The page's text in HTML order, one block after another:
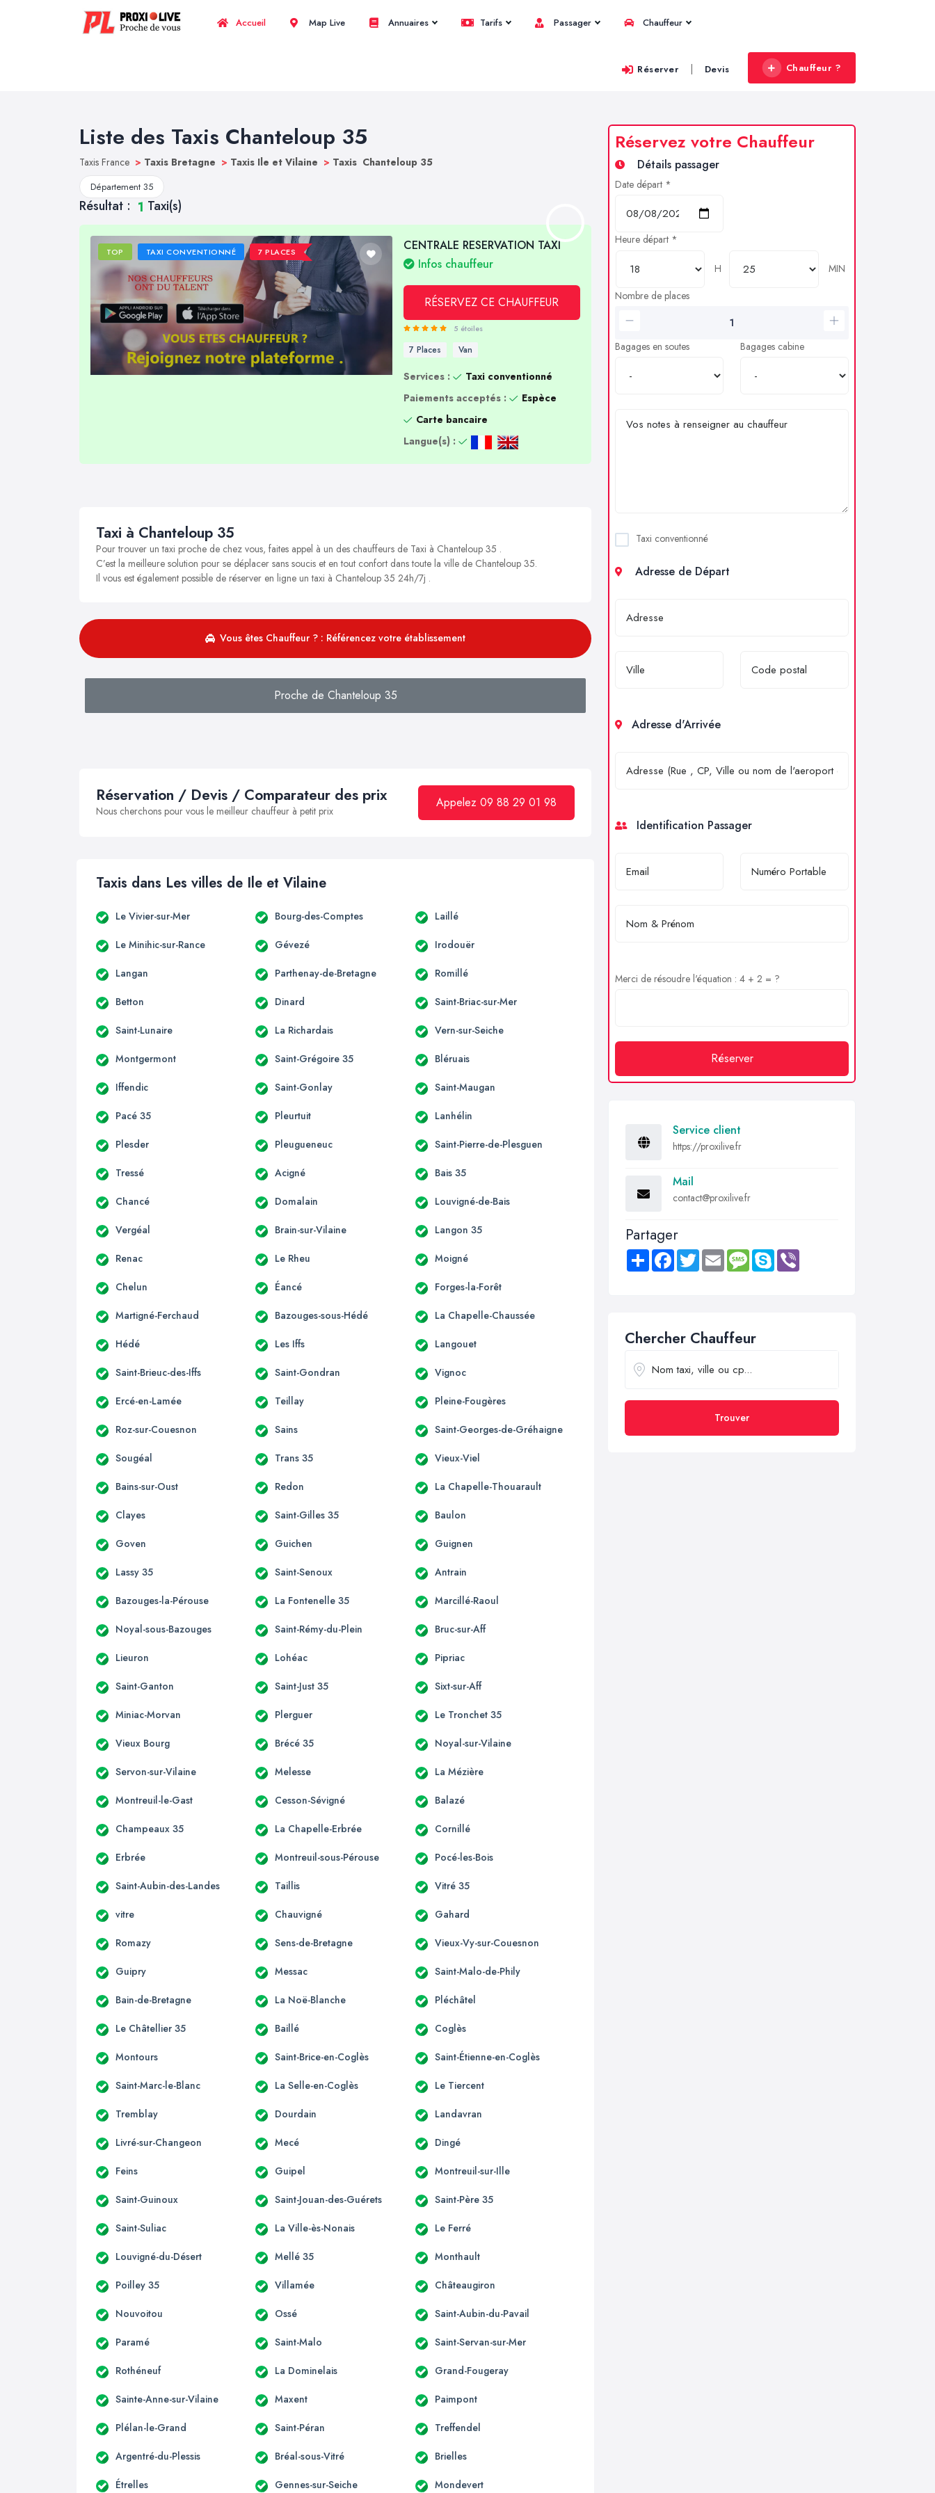
Accueil Map Live Annuaires Tarifs Passager Chauffeur
Réserver | Devis Chauffeur ?
Liste des Taxis Chanteloup 35
Taxis France > Taxis Bretagne > Taxis Ile et Vilaine > Taxis Chanteloup 35
Département 35
Résultat : 1 Taxi(s)
TOP TAXI CONVENTIONNÉ 7 PLACES
CENTRALE RESERVATION TAXI
Infos chauffeur
RÉSERVEZ CE CHAUFFEUR
5 étoiles
7 Places Van
Services :
Taxi conventionné
Paiements acceptés :
Espèce
Carte bancaire
Langue(s) :
Taxi à Chanteloup 35
Pour trouver un taxi proche de chez vous, faites appel à un des chauffeurs de Taxi à Chanteloup 35 .
C’est la meilleure solution pour se déplacer sans soucis et en tout confort dans toute la ville de Chanteloup 35.
Il vous est également possible de réserver en ligne un taxi à Chanteloup 35 24h/7j .
Vous êtes Chauffeur ? : Référencez votre établissement
Proche de Chanteloup 35
Réservation / Devis / Comparateur des prix
Nous cherchons pour vous le meilleur chauffeur à petit prix
Appelez 09 88 29 01 98
Taxis dans Les villes de Ile et Vilaine
Le Vivier-sur-Mer Bourg-des-Comptes Laillé
Le Minihic-sur-Rance Gévezé Irodouër
Langan Parthenay-de-Bretagne Romillé
Betton Dinard Saint-Briac-sur-Mer
Saint-Lunaire La Richardais Vern-sur-Seiche
Montgermont Saint-Grégoire 35 Bléruais
Iffendic Saint-Gonlay Saint-Maugan
Pacé 35 Pleurtuit Lanhélin
Plesder Pleugueneuc Saint-Pierre-de-Plesguen
Tressé Acigné Bais 35
Chancé Domalain Louvigné-de-Bais
Vergéal Brain-sur-Vilaine Langon 35
Renac Le Rheu Moigné
Chelun Éancé Forges-la-Forêt
Martigné-Ferchaud Bazouges-sous-Hédé La Chapelle-Chaussée
Hédé Les Iffs Langouet
Saint-Brieuc-des-Iffs Saint-Gondran Vignoc
Ercé-en-Lamée Teillay Pleine-Fougères
Roz-sur-Couesnon Sains Saint-Georges-de-Gréhaigne
Sougéal Trans 35 Vieux-Viel
Bains-sur-Oust Redon La Chapelle-Thouarault
Clayes Saint-Gilles 35 Baulon
Goven Guichen Guignen
Lassy 35 Saint-Senoux Antrain
Bazouges-la-Pérouse La Fontenelle 35 Marcillé-Raoul
Noyal-sous-Bazouges Saint-Rémy-du-Plein Bruc-sur-Aff
Lieuron Lohéac Pipriac
Saint-Ganton Saint-Just 35 Sixt-sur-Aff
Miniac-Morvan Plerguer Le Tronchet 35
Vieux Bourg Brécé 35 Noyal-sur-Vilaine
Servon-sur-Vilaine Melesse La Mézière
Montreuil-le-Gast Cesson-Sévigné Balazé
Champeaux 35 La Chapelle-Erbrée Cornillé
Erbrée Montreuil-sous-Pérouse Pocé-les-Bois
Saint-Aubin-des-Landes Taillis Vitré 35
vitre Chauvigné Gahard
Romazy Sens-de-Bretagne Vieux-Vy-sur-Couesnon
Guipry Messac Saint-Malo-de-Phily
Bain-de-Bretagne La Noë-Blanche Pléchâtel
Le Châtellier 35 Baillé Coglès
Montours Saint-Brice-en-Coglès Saint-Étienne-en-Coglès
Saint-Marc-le-Blanc La Selle-en-Coglès Le Tiercent
Tremblay Dourdain Landavran
Livré-sur-Changeon Mecé Dingé
Feins Guipel Montreuil-sur-Ille
Saint-Guinoux Saint-Jouan-des-Guérets Saint-Père 35
Saint-Suliac La Ville-ès-Nonais Le Ferré
Louvigné-du-Désert Mellé 35 Monthault
Poilley 35 Villamée Châteaugiron
Nouvoitou Ossé Saint-Aubin-du-Pavail
Paramé Saint-Malo Saint-Servan-sur-Mer
Rothéneuf La Dominelais Grand-Fougeray
Sainte-Anne-sur-Vilaine Maxent Paimpont
Plélan-le-Grand Saint-Péran Treffendel
Argentré-du-Plessis Bréal-sous-Vitré Brielles
Étrelles Gennes-sur-Seiche Mondevert
Réservez votre Chauffeur
Détails passager
Date départ *
Heure départ *
H
MIN
Nombre de places
Bagages en soutes Bagages cabine
Taxi conventionné
Adresse de Départ
Adresse d'Arrivée
Identification Passager
Merci de résoudre l'équation : 4 + 2 = ?
Réserver
Service client
https://proxilive.fr
Mail
contact@proxilive.fr
Partager
Share FacebookTwitter Email MessageSkype
Chercher Chauffeur
Trouver